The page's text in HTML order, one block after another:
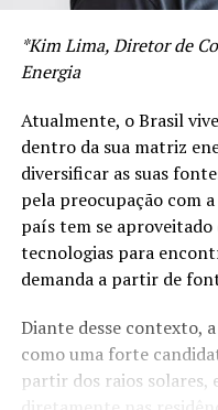
*Kim Lima, Diretor de
Energia
Atualmente, o Brasil
dentro da sua matriz
diversificar as suas
pela preocupação com
país tem se
tecnologias para
demanda a partir de
Diante desse contexto,
como uma forte
partir dos raios solares,